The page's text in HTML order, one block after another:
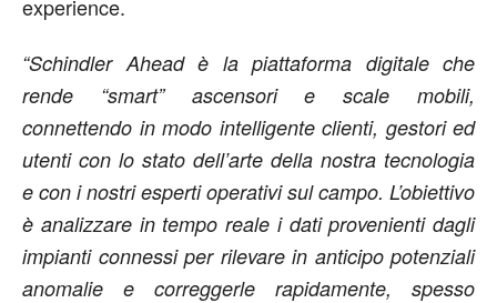
experience.
“Schindler Ahead è la piattaforma digitale che
rende “smart” ascensori e scale mobili,
connettendo in modo intelligente clienti, gestori ed
utenti con lo stato dell’arte della nostra tecnologia
e con i nostri esperti operativi sul campo. L’obiettivo
è analizzare in tempo reale i dati provenienti dagli
impianti connessi per rilevare in anticipo potenziali
anomalie e correggerle rapidamente, spesso